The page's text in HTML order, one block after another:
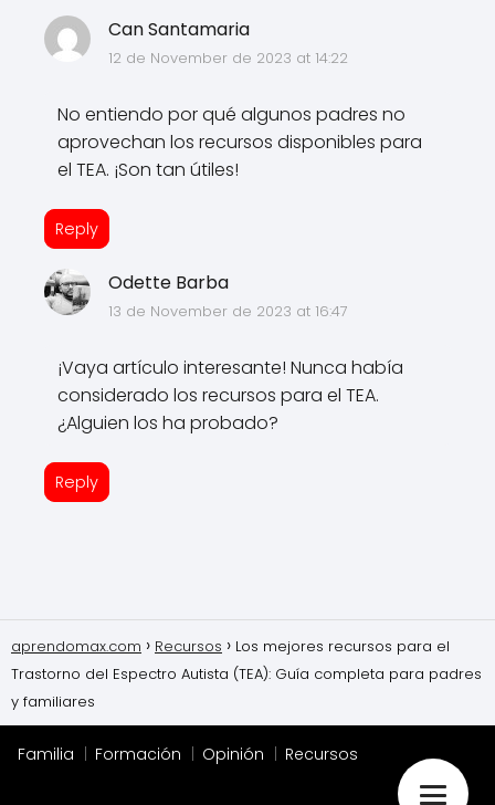
Can Santamaria
12 de November de 2023 at 14:22
No entiendo por qué algunos padres no
aprovechan los recursos disponibles para
el TEA. ¡Son tan útiles!
Reply
Odette Barba
13 de November de 2023 at 16:47
¡Vaya artículo interesante! Nunca había
considerado los recursos para el TEA.
¿Alguien los ha probado?
Reply
aprendomax.com Recursos
Los mejores recursos para el
Trastorno del Espectro Autista (TEA): Guía completa para padres
y familiares
Familia Formación Opinión Recursos